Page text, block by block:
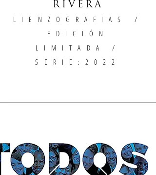
RIVERA
LIENZOGRAFIAS
/
EDICIÓN
LIMITADA /
SERIE:2022